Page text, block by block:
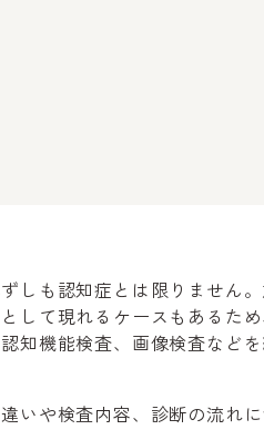
しも認知症とは限りません
して現れるケースもあるた
知機能検査、画像検査など
いや検査内容、診断の流れ